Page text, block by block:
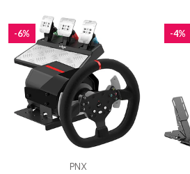
-6%
PNX
-4%